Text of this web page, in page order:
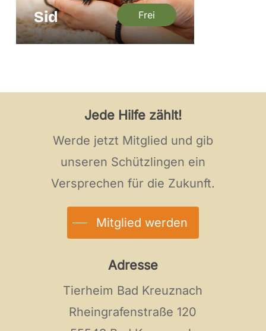
Sid Frei
Jede Hilfe zählt!
Werde jetzt Mitglied und gib
unseren Schützlingen ein
Versprechen für die Zukunft.
Mitglied werden
Adresse
Tierheim Bad Kreuznach
Rheingrafenstraße 120